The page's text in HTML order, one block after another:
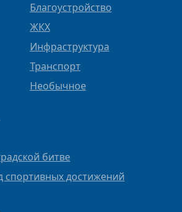
Благоустройство
ЖКХ
Инфраструктура
Транспорт
Необычное
битве
спортивных достижений